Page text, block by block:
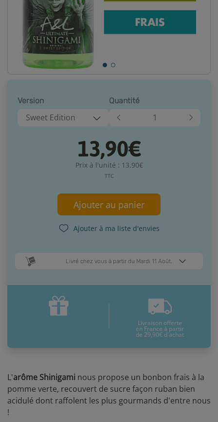
L'arôme Shinigami nous propose un bonbon frais à la
pomme verte, recouvert de sucre façon ruban bien
acidulé dont raffolent les plus gourmands d'entre nous
!
Version
Sweet Edition
Quantité
13,90€
Prix à l'unité : 13,90€
TTC
Ajouter au panier
Ajouter à ma liste d'envies
Livré chez vous à partir du Mardi 11 Août.
Jeudi 13 Août Mardi 11 Août
* Pour une livraison en France métropolitaine+ d'infos
Livraison offerte
en France à partir
de 29,90€ d'achat